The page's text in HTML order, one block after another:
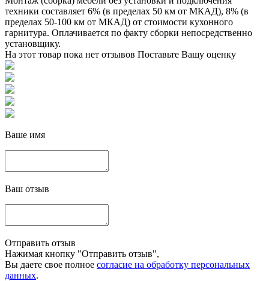
техники составляет 6% (в пределах 50 км от МКАД), 8% (в
пределах 50-100 км от МКАД) от стоимости кухонного
гарнитура. Оплачивается по факту сборки непосредственно
установщику.
На этот товар пока нет отзывов Поставьте Вашу оценку
Ваше имя
Ваш отзыв
Отправить отзыв
Нажимая кнопку "Отправить отзыв",
Вы даете свое полное согласие на обработку персональных
данных.